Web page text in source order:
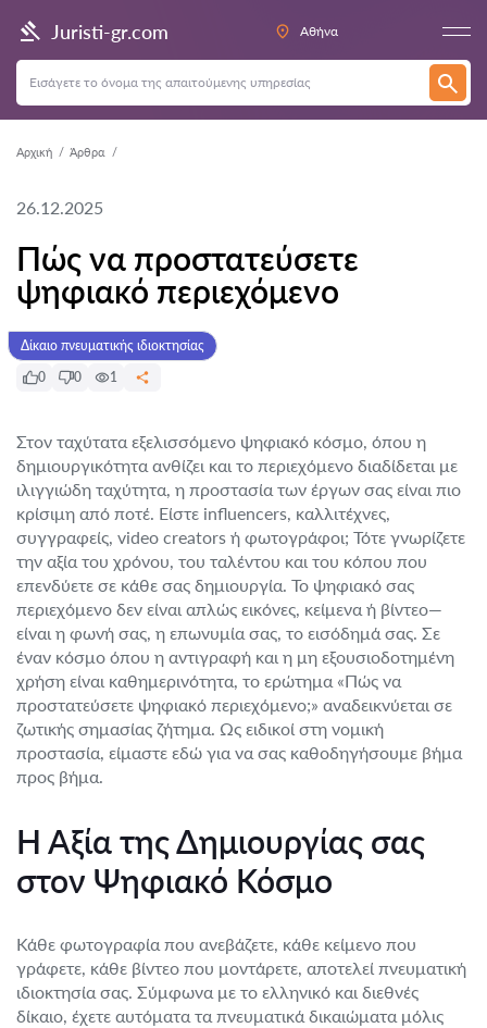
Juristi-gr.com Αθήνα
Αρχική Άρθρα
26.12.2025
Πώς να προστατεύσετε
ψηφιακό περιεχόμενο
Δίκαιο πνευματικής ιδιοκτησίας
0
0 1
Στον ταχύτατα εξελισσόμενο ψηφιακό κόσμο, όπου η
δημιουργικότητα ανθίζει και το περιεχόμενο διαδίδεται με
ιλιγγιώδη ταχύτητα, η προστασία των έργων σας είναι πιο
κρίσιμη από ποτέ. Είστε influencers, καλλιτέχνες,
συγγραφείς, video creators ή φωτογράφοι; Τότε γνωρίζετε
την αξία του χρόνου, του ταλέντου και του κόπου που
επενδύετε σε κάθε σας δημιουργία. Το ψηφιακό σας
περιεχόμενο δεν είναι απλώς εικόνες, κείμενα ή βίντεο—
είναι η φωνή σας, η επωνυμία σας, το εισόδημά σας. Σε
έναν κόσμο όπου η αντιγραφή και η μη εξουσιοδοτημένη
χρήση είναι καθημερινότητα, το ερώτημα «Πώς να
προστατεύσετε ψηφιακό περιεχόμενο;» αναδεικνύεται σε
ζωτικής σημασίας ζήτημα. Ως ειδικοί στη νομική
προστασία, είμαστε εδώ για να σας καθοδηγήσουμε βήμα
προς βήμα.
Η Αξία της Δημιουργίας σας
στον Ψηφιακό Κόσμο
Κάθε φωτογραφία που ανεβάζετε, κάθε κείμενο που
γράφετε, κάθε βίντεο που μοντάρετε, αποτελεί πνευματική
ιδιοκτησία σας. Σύμφωνα με το ελληνικό και διεθνές
δίκαιο, έχετε αυτόματα τα πνευματικά δικαιώματα μόλις